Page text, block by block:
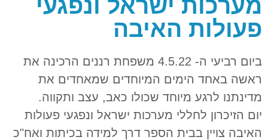
מערכות ישראל ונפגעי
פעולות האיבה
ביום רביעי ה- 4.5.22 משפחת רננים הרכינה את
ראשה באחד הימים המיוחדים שמאחדים את
מדינתנו לרגע מיוחד שכולו כאב, עצב ותקווה.
יום הזיכרון לחללי מערכות ישראל ונפגעי פעולות
האיבה צויין בבית הספר דרך למידה בכיתות ואח"כ